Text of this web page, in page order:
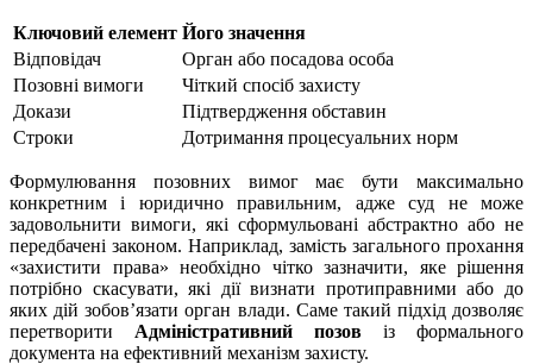
Ключовий елемент Його значення
Відповідач
Орган або посадова особа
Позовні вимоги
Чіткий спосіб захисту
Докази
Підтвердження обставин
Строки
Дотримання процесуальних норм
Формулювання позовних вимог має бути максимально
конкретним і юридично правильним, адже суд не може
задовольнити вимоги, які сформульовані абстрактно або не
передбачені законом. Наприклад, замість загального прохання
«захистити права» необхідно чітко зазначити, яке рішення
потрібно скасувати, які дії визнати протиправними або до
яких дій зобов’язати орган влади. Саме такий підхід дозволяє
перетворити Адміністративний позов із формального
документа на ефективний механізм захисту.